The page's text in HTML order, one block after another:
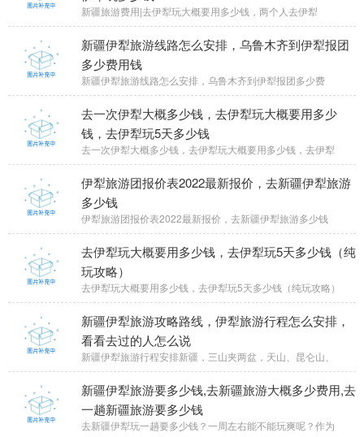
新疆旅游费用|去伊犁玩大概要用多少钱，两个人去伊犁
新疆伊犁旅游线路怎么安排，乌鲁木齐到伊犁报团
多少费用钱
新疆伊犁旅游线路怎么安排，乌鲁木齐到伊犁报团多少费
去一次伊犁大概多少钱，去伊犁玩大概要用多少
钱，去伊犁玩5天多少钱
去一次伊犁大概多少钱，去伊犁玩大概要用多少钱，去伊犁
伊犁旅游团报价表2022最新报价，去新疆伊犁旅游
多少钱
伊犁旅游团报价表2022最新报价，去新疆伊犁旅游多少钱
去伊犁玩大概要用多少钱，去伊犁玩5天多少钱（纯
玩攻略）
去伊犁玩大概要用多少钱，去伊犁玩5天多少钱（纯玩攻略）
新疆伊犁旅游攻略路线，伊犁旅游行程怎么安排，
看看去过的人怎么说
新疆伊犁旅游行程安排新疆，三山夹两盆，天山、昆仑山、
新疆伊犁旅游要多少钱,去新疆旅游大概多少费用,去
一趟新疆旅游要多少钱
去新疆伊犁玩一趟要多少钱？一周左右能不能玩爽呢？作为